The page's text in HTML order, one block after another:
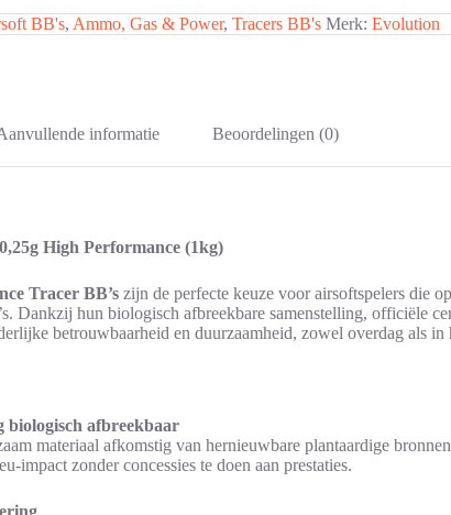
BB's, Ammo, Gas & Power,Tracers BB's Merk:Evolution
informatie Beoordelingen (0)
High Performance (1kg)
Tracer BB’s zijn de perfecte keuze voor airsoftspelers die
Dankzij hun biologisch afbreekbare samenstelling, officiële
betrouwbaarheid en duurzaamheid, zowel overdag als in
biologisch afbreekbaar
materiaal afkomstig van hernieuwbare plantaardige
impact zonder concessies te doen aan prestaties.